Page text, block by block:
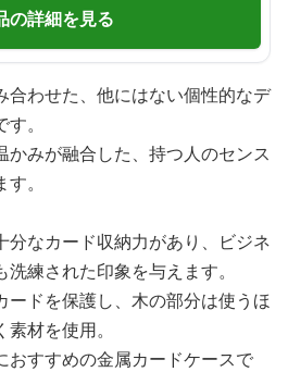
の詳細を見る
合わせた、他にはない個性的なデ
。
かみが融合した、持つ人のセンス
。
分なカード収納力があり、ビジネ
練された印象を与えます。
ードを保護し、木の部分は使うほ
材を使用。
おすすめの金属カードケースで